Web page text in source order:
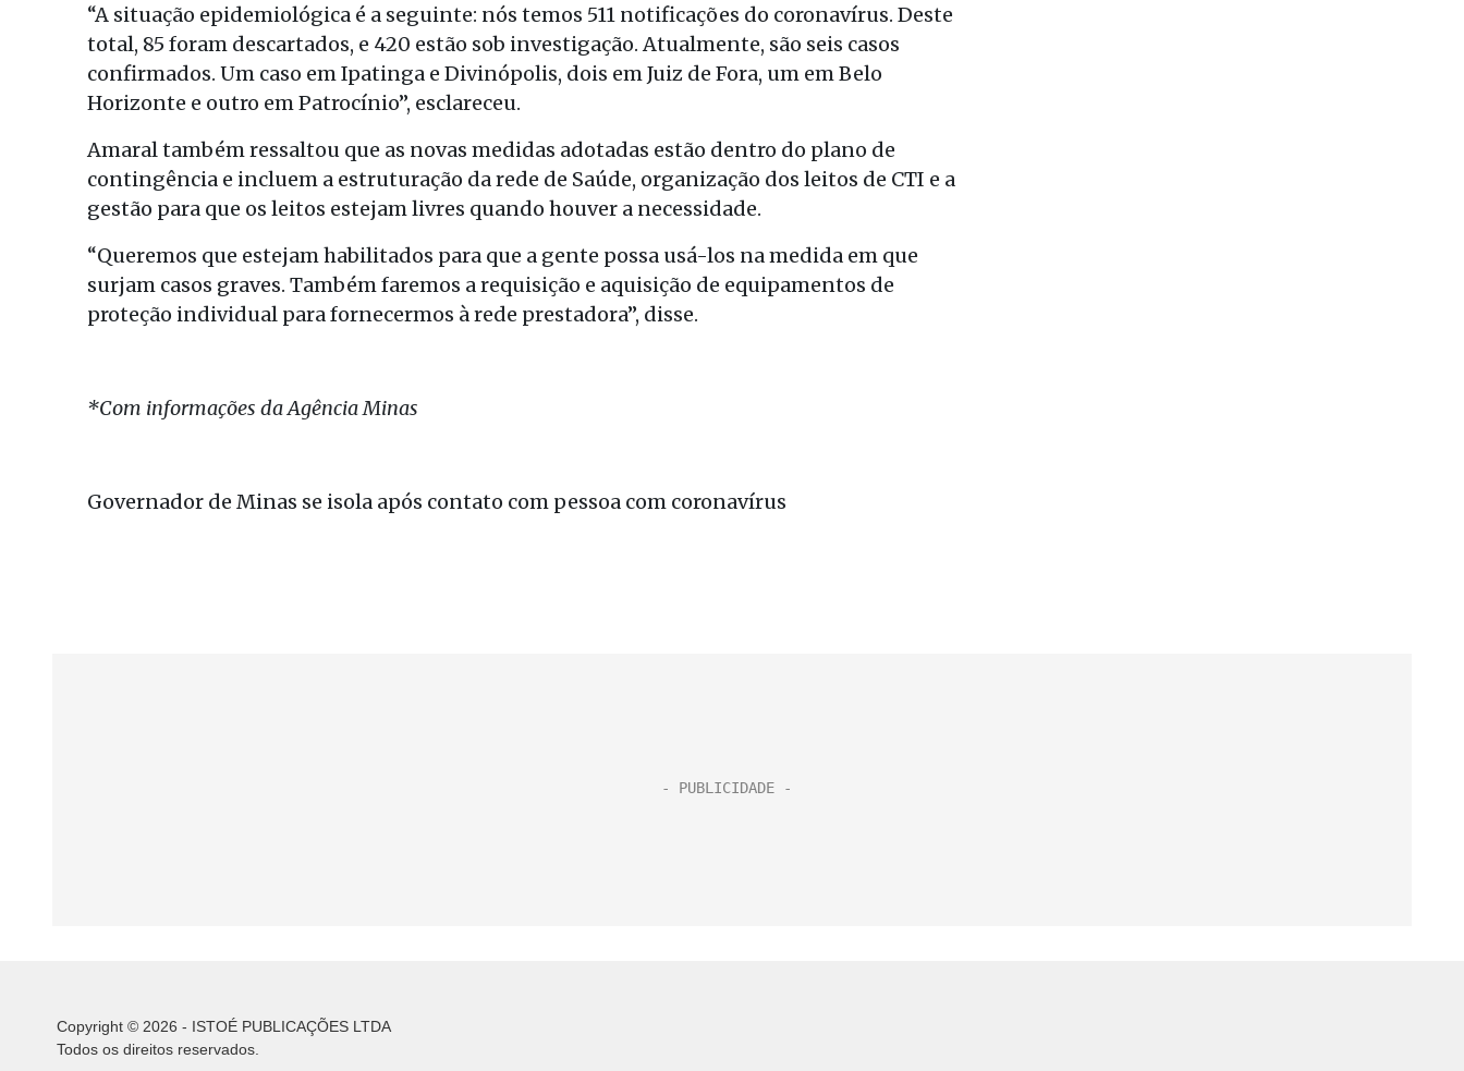
“A situação epidemiológica é a seguinte: nós temos 511 notificações do coronavírus. Deste
total, 85 foram descartados, e 420 estão sob investigação. Atualmente, são seis casos
confirmados. Um caso em Ipatinga e Divinópolis, dois em Juiz de Fora, um em Belo
Horizonte e outro em Patrocínio”, esclareceu.
Amaral também ressaltou que as novas medidas adotadas estão dentro do plano de
contingência e incluem a estruturação da rede de Saúde, organização dos leitos de CTI e a
gestão para que os leitos estejam livres quando houver a necessidade.
“Queremos que estejam habilitados para que a gente possa usá-los na medida em que
surjam casos graves. Também faremos a requisição e aquisição de equipamentos de
proteção individual para fornecermos à rede prestadora”, disse.
*Com informações da Agência Minas
Governador de Minas se isola após contato com pessoa com coronavírus
Copyright © 2026 - ISTOÉ PUBLICAÇÕES LTDA
Todos os direitos reservados.